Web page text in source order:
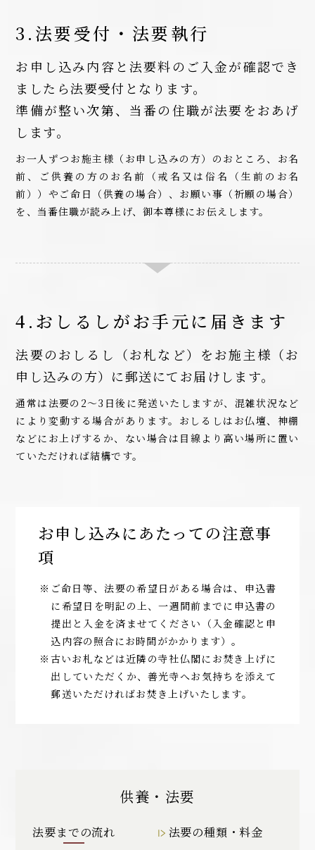
3.法要受付・法要執行
お申し込み内容と法要料のご入金が確認でき
ましたら法要受付となります。
準備が整い次第、当番の住職が法要をおあげ
します。
お一人ずつお施主様（お申し込みの方）のおところ、お名
前、ご供養の方のお名前（戒名又は俗名（生前のお名
前））やご命日（供養の場合）、お願い事（祈願の場合）
を、当番住職が読み上げ、御本尊様にお伝えします。
4.おしるしがお手元に届きます
法要のおしるし（お札など）をお施主様（お
申し込みの方）に郵送にてお届けします。
通常は法要の2～3日後に発送いたしますが、混雑状況など
により変動する場合があります。おしるしはお仏壇、神棚
などにお上げするか、ない場合は目線より高い場所に置い
ていただければ結構です。
お申し込みにあたっての注意事
項
※ご命日等、法要の希望日がある場合は、申込書
に希望日を明記の上、一週間前までに申込書の
提出と入金を済ませてください（入金確認と申
込内容の照合にお時間がかかります）。
※古いお札などは近隣の寺社仏閣にお焚き上げに
出していただくか、善光寺へお気持ちを添えて
郵送いただければお焚き上げいたします。
供養・法要
法要までの流れ
法要の種類・料金